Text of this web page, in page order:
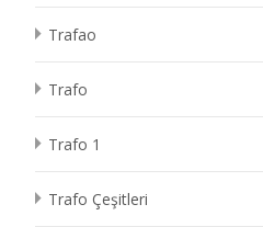
Trafao
Trafo
Trafo 1
Trafo Çeşitleri